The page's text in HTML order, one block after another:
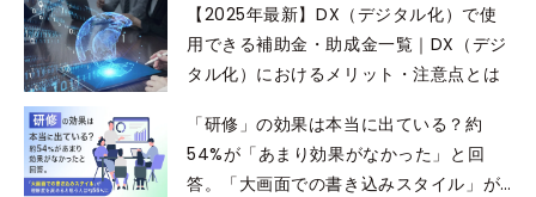
【2025年最新】DX（デジタル化）で使
用できる補助金・助成金一覧｜DX（デジ
タル化）におけるメリット・注意点とは
「研修」の効果は本当に出ている？約
54%が「あまり効果がなかった」と回
答。「大画面での書き込みスタイル」が